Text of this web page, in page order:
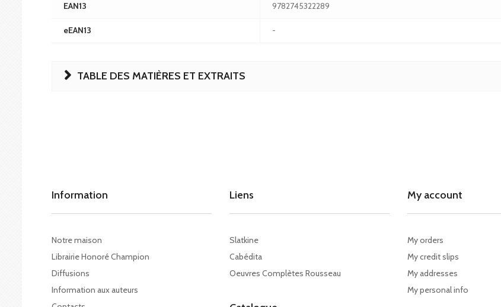
EAN13 9782745322289
eEAN13 -
TABLE DES MATIÈRES ET EXTRAITS
Information
Notre maison
Librairie Honoré Champion
Diffusions
Information aux auteurs
Liens
Slatkine
Cabédita
Oeuvres Complètes Rousseau
My account
My orders
My credit slips
My addresses
My personal info